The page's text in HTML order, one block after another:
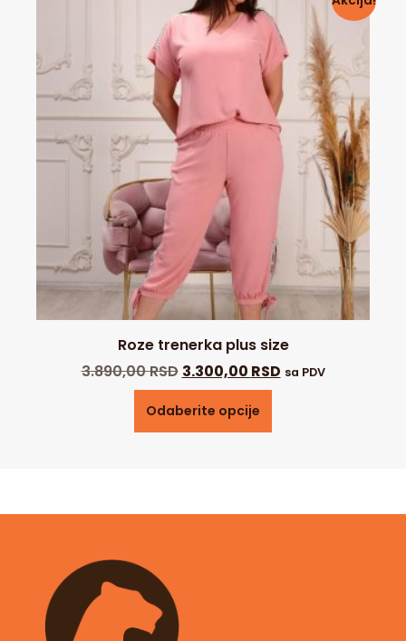
Roze trenerka plus size
3.890,00RSD 3.300,00 RSD sa PDV
Odaberite opcije